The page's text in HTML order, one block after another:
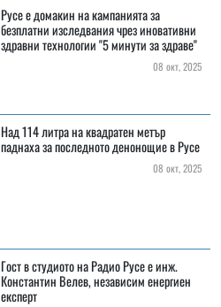
Русе е домакин на кампанията за
безплатни изследвания чрез иновативни
здравни технологии "5 минути за здраве"
08 окт, 2025
Над 114 литра на квадратен метър
паднаха за последното денонощие в Русе
08 окт, 2025
Гост в студиото на Радио Русе е инж.
Константин Велев, независим енергиен
експерт